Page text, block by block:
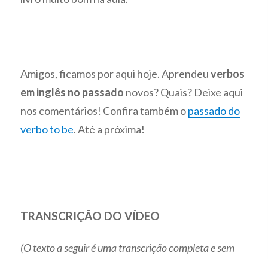
Amigos, ficamos por aqui hoje. Aprendeuverbos
em inglês no passado novos? Quais? Deixe aqui
nos comentários! Confira também opassado do
verbo to be. Até a próxima!
TRANSCRIÇÃO DO VÍDEO
(O texto a seguir é uma transcrição completa e sem